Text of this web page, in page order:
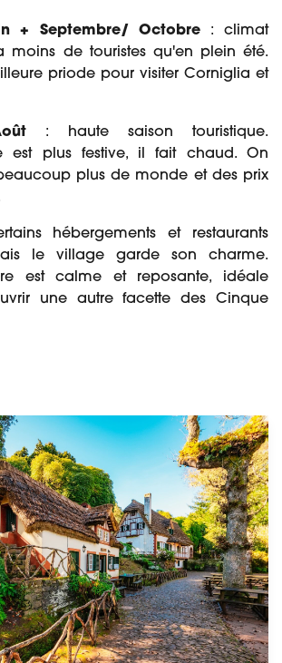
+ Septembre/ Octobre: climat
moins de touristes qu'en plein été.
priode pour visiter Corniglia et
: haute saison touristique.
est plus festive, il fait chaud. On
plus de monde et des prix
hébergements et restaurants
le village garde son charme.
est calme et reposante, idéale
une autre facette des Cinque